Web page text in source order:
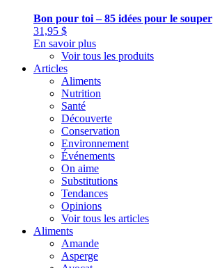
Bon pour toi – 85 idées pour le souper
31,95 $
En savoir plus
Voir tous les produits
Articles
Aliments
Nutrition
Santé
Découverte
Conservation
Environnement
Événements
On aime
Substitutions
Tendances
Opinions
Voir tous les articles
Aliments
Amande
Asperge